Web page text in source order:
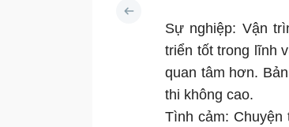
Sự nghiệp: Vận
triển tốt trong lĩnh
quan tâm hơn.
thi không cao.
Tình cảm: